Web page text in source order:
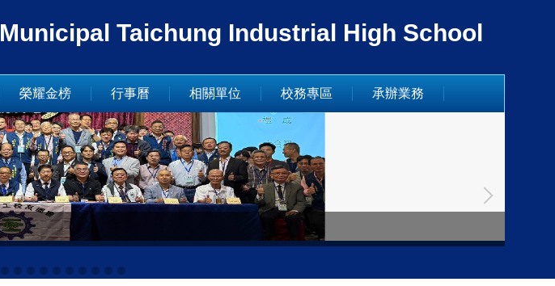
Taichung Industrial High School
榮耀金榜 行事曆 相關單位 校務專區 承辦業務